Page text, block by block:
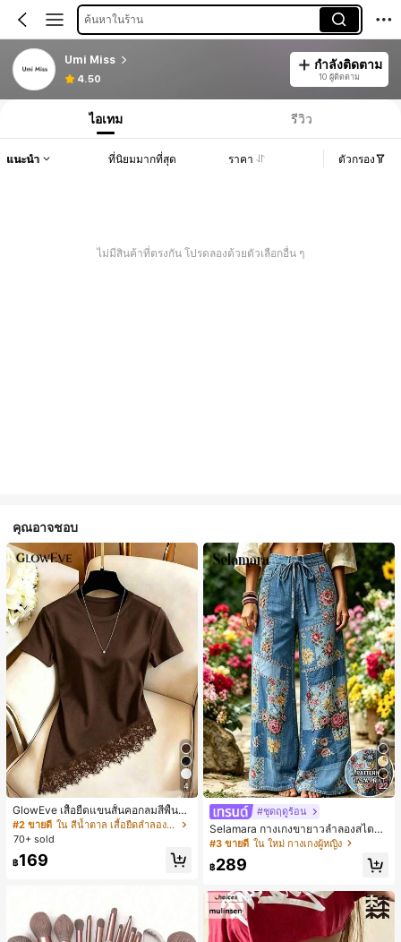
ค้นหาในร้าน
Umi Miss
4.50
กำลังติดตาม
10 ผู้ติดตาม
ไอเทม รีวิว
แนะนำ ที่นิยมมากที่สุด ราคา ตัวกรอง
ไม่มีสินค้าที่ตรงกัน โปรดลองด้วยตัวเลือกอื่น ๆ
คุณอาจชอบ
4
GlowEve เสื้อยืดแขนสั้นคอกลมสีพื้นลำ
ลองอเนกประสงค์สำหรับผู้หญิง
#2 ขายดี
ใน สีน้ำตาล เสื้อยืดลำลองพื้นฐาน
70+ sold
฿169
22
#ชุดฤดูร้อน
Selamara กางเกงขายาวลำลองสไตล์โ
บฮีเมียนสำหรับพักผ่อน สีกากี ผิวสัมผัส
มีเท็กซ์เจอร์ เอวสูงทรงหลวม เอวยางยืด
พร้อมเชือกรูด ทรงขาตรงทิ้งตัว ขากว้า
ดินทาง
#3 ขายดี ใน ใหม่ กางเกงผู้หญิง
฿289